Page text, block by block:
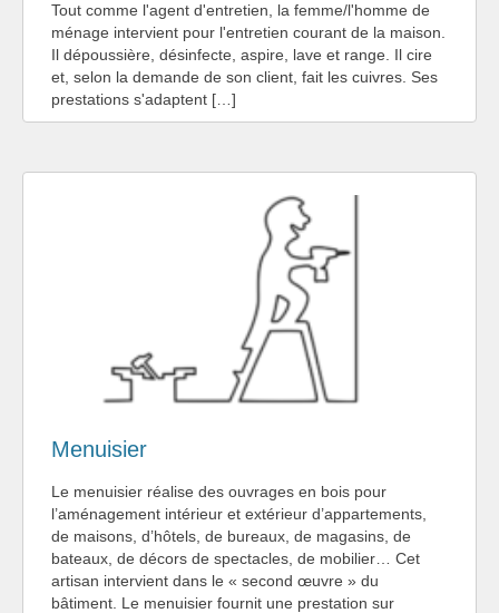
Tout comme l'agent d'entretien, la femme/l'homme de
ménage intervient pour l'entretien courant de la maison.
Il dépoussière, désinfecte, aspire, lave et range. Il cire
et, selon la demande de son client, fait les cuivres. Ses
prestations s'adaptent […]
Menuisier
Le menuisier réalise des ouvrages en bois pour
l’aménagement intérieur et extérieur d’appartements,
de maisons, d’hôtels, de bureaux, de magasins, de
bateaux, de décors de spectacles, de mobilier… Cet
artisan intervient dans le « second œuvre » du
bâtiment. Le menuisier fournit une prestation sur